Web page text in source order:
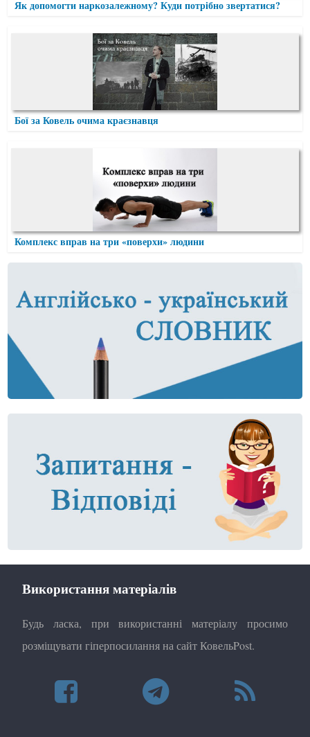
Як допомогти наркозалежному? Куди потрібно звертатися?
Бої за Ковель очима краєзнавця
Комплекс вправ на три «поверхи» людини
Використання матеріалів
Будь ласка, при використанні матеріалу просимо
розміщувати гіперпосилання на сайт КовельPost.